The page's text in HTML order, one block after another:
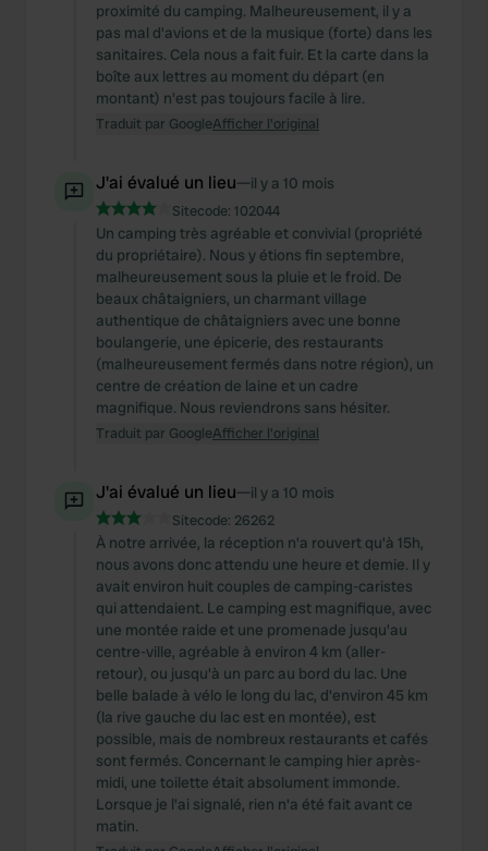
proximité du camping. Malheureusement, il y a
pas mal d'avions et de la musique (forte) dans les
sanitaires. Cela nous a fait fuir. Et la carte dans la
boîte aux lettres au moment du départ (en
montant) n'est pas toujours facile à lire.
Traduit par GoogleAfficher l'original
J'ai évalué un lieu—il y a 10 mois
Sitecode: 102044
Un camping très agréable et convivial (propriété
du propriétaire). Nous y étions fin septembre,
malheureusement sous la pluie et le froid. De
beaux châtaigniers, un charmant village
authentique de châtaigniers avec une bonne
boulangerie, une épicerie, des restaurants
(malheureusement fermés dans notre région), un
centre de création de laine et un cadre
magnifique. Nous reviendrons sans hésiter.
Traduit par GoogleAfficher l'original
J'ai évalué un lieu—il y a 10 mois
Sitecode: 26262
À notre arrivée, la réception n'a rouvert qu'à 15h,
nous avons donc attendu une heure et demie. Il y
avait environ huit couples de camping-caristes
qui attendaient. Le camping est magnifique, avec
une montée raide et une promenade jusqu'au
centre-ville, agréable à environ 4 km (aller-
retour), ou jusqu'à un parc au bord du lac. Une
belle balade à vélo le long du lac, d'environ 45 km
(la rive gauche du lac est en montée), est
possible, mais de nombreux restaurants et cafés
sont fermés. Concernant le camping hier après-
midi, une toilette était absolument immonde.
Lorsque je l'ai signalé, rien n'a été fait avant ce
matin.